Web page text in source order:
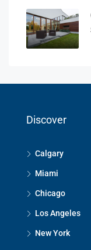
Discover
Calgary
Miami
Chicago
Los Angeles
New York